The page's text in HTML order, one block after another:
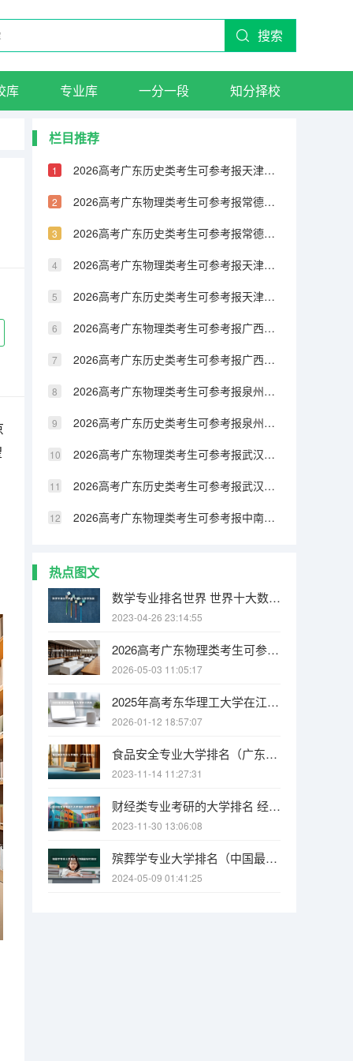
搜索
库 专业库 一分一段 知分择校
栏目推荐
2026高考广东历史类考生可参考报天津城市建设管理职业技术学院的专业汇总
2026高考广东物理类考生可参考报常德职业技术学院的专业汇总
2026高考广东历史类考生可参考报常德职业技术学院的专业汇总
2026高考广东物理类考生可参考报天津铁道职业技术学院的专业汇总
2026高考广东历史类考生可参考报天津铁道职业技术学院的专业汇总
2026高考广东物理类考生可参考报广西民族大学相思湖学院的专业汇总
2026高考广东历史类考生可参考报广西民族大学相思湖学院的专业汇总
2026高考广东物理类考生可参考报泉州纺织服装职业学院的专业汇总
2026高考广东历史类考生可参考报泉州纺织服装职业学院的专业汇总
2026高考广东物理类考生可参考报武汉生物工程学院的专业汇总
2026高考广东历史类考生可参考报武汉生物工程学院的专业汇总
2026高考广东物理类考生可参考报中南林业科技大学涉外学院的专业汇总
热点图文
数学专业排名世界 世界十大数学强国
2023-04-26 23:14:55
2026高考广东物理类考生可参考报江西电力职业技术学院的专业汇总
2026-05-03 11:05:17
2025年高考东华理工大学在江西各批次选科要求有哪些
2026-01-12 18:57:07
食品安全专业大学排名（广东省内2a的食品安全专业的大学）
2023-11-14 11:27:31
财经类专业考研的大学排名 经济学专业考研学校排名
2023-11-30 13:06:08
殡葬学专业大学排名（中国最好的殡仪大学）
2024-05-09 01:41:25